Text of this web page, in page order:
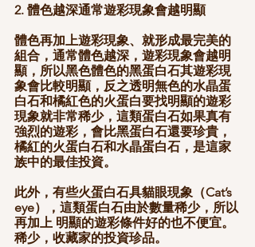
2. 體色越深通常遊彩現象會越明顯
體色再加上遊彩現象、就形成最完美的
組合，通常體色越深，遊彩現象會越明
顯，所以黑色體色的黑蛋白石其遊彩現
象會比較明顯，反之透明無色的水晶蛋
白石和橘紅色的火蛋白要找明顯的遊彩
現象就非常稀少，這類蛋白石如果真有
強烈的遊彩，會比黑蛋白石還要珍貴，
橘紅的火蛋白石和水晶蛋白石，是這家
族中的最佳投資。
此外，有些火蛋白石具貓眼現象（Cat’s
eye），這類蛋白石由於數量稀少，所以
再加上 明顯的遊彩條件好的也不便宜。
稀少，收藏家的投資珍品。